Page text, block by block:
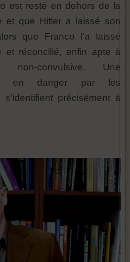
est resté en dehors de la
et que Hitler a laissé son
que Franco l’a laissé
et réconcilié, enfin apte à
non-convulsive. Une
en danger par les
précisément à